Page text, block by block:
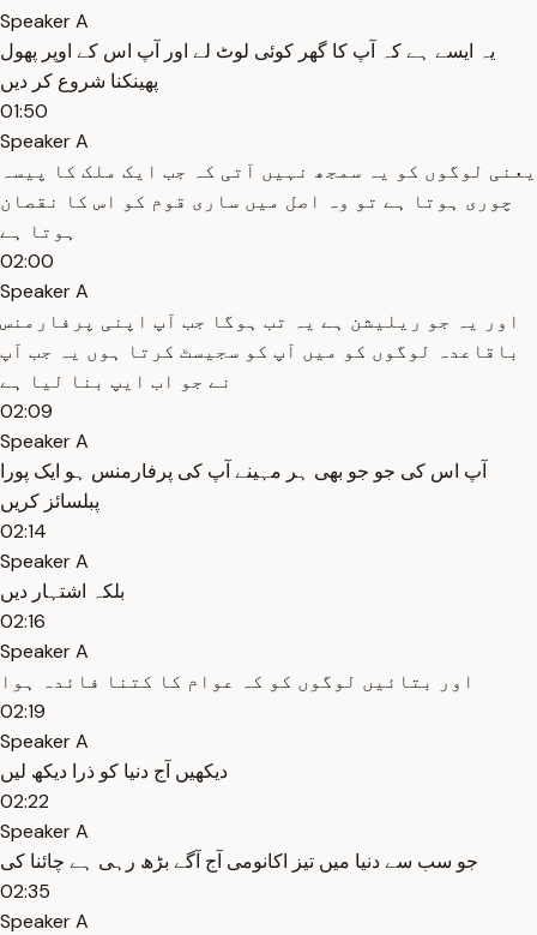
Speaker A
یہ ایسے ہے کہ آپ کا گھر کوئی لوٹ لے اور آپ اس کے اوپر پھول
پھینکنا شروع کر دیں
01:50
Speaker A
یعنی لوگوں کو یہ سمجھ نہیں آتی کہ جب ایک ملک کا پیسہ
چوری ہوتا ہے تو وہ اصل میں ساری قوم کو اس کا نقصان
ہوتا ہے
02:00
Speaker A
اور یہ جو ریلیشن ہے یہ تب ہوگا جب آپ اپنی پرفارمنس
باقاعدہ لوگوں کو میں آپ کو سجیسٹ کرتا ہوں یہ جب آپ
نے جو اب ایپ بنا لیا ہے
02:09
Speaker A
آپ اس کی جو جو بھی ہر مہینے آپ کی پرفارمنس ہو ایک پورا
پبلسائز کریں
02:14
Speaker A
بلکہ اشتہار دیں
02:16
Speaker A
اور بتائیں لوگوں کو کہ عوام کا کتنا فائدہ ہوا
02:19
Speaker A
دیکھیں آج دنیا کو ذرا دیکھ لیں
02:22
Speaker A
جو سب سے دنیا میں تیز اکانومی آج آگے بڑھ رہی ہے چائنا کی
02:35
Speaker A